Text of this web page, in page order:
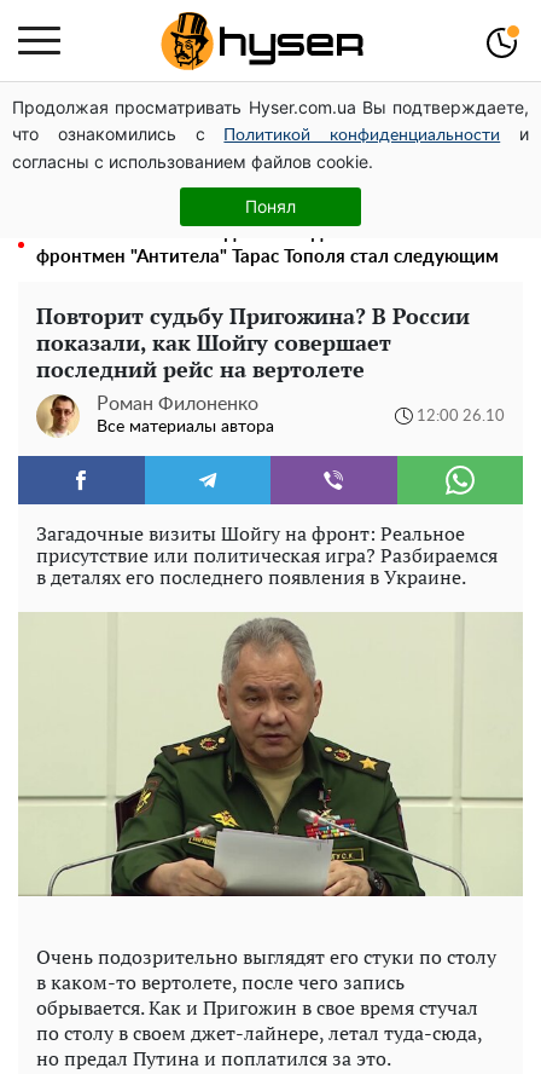
Продолжая просматривать Hyser.com.ua Вы подтверждаете,
что ознакомились с
Политикой конфиденциальности
и
согласны с использованием файлов cookie.
Понял
Может ли Почтовая площадь стать главной точкой
входа в исторический Киев
Голая Елена Тополя в интересных позах заставила
отвисать челюсти: слив видео – было только началом
фронтмен "Антитела" Тарас Тополя стал следующим
Повторит судьбу Пригожина? В России
показали, как Шойгу совершает
последний рейс на вертолете
Роман Филоненко
Все материалы автора
12:00 26.10
Загадочные визиты Шойгу на фронт: Реальное
присутствие или политическая игра? Разбираемся
в деталях его последнего появления в Украине.
Очень подозрительно выглядят его стуки по столу
в каком-то вертолете, после чего запись
обрывается. Как и Пригожин в свое время стучал
по столу в своем джет-лайнере, летал туда-сюда,
но предал Путина и поплатился за это.